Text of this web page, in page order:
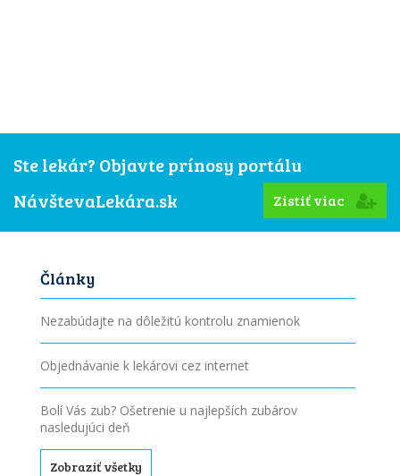
Ste lekár? Objavte prínosy portálu
NávštevaLekára.sk
Zistiť viac
Články
Nezabúdajte na dôležitú kontrolu znamienok
Objednávanie k lekárovi cez internet
Bolí Vás zub? Ošetrenie u najlepších zubárov
nasledujúci deň
Zobraziť všetky